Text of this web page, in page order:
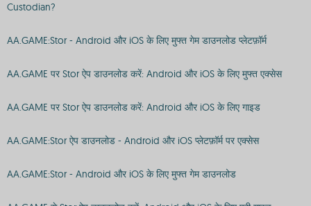
Custodian?
AA.GAME:Stor - Android और iOS के लिए मुफ्त गेम डाउनलोड प्लेटफ़ॉर्म
AA.GAME पर Stor ऐप डाउनलोड करें: Android और iOS के लिए मुफ्त एक्सेस
AA.GAME पर Stor ऐप डाउनलोड करें: Android और iOS के लिए गाइड
AA.GAME:Stor ऐप डाउनलोड - Android और iOS प्लेटफ़ॉर्म पर एक्सेस
AA.GAME:Stor - Android और iOS के लिए मुफ्त गेम डाउनलोड